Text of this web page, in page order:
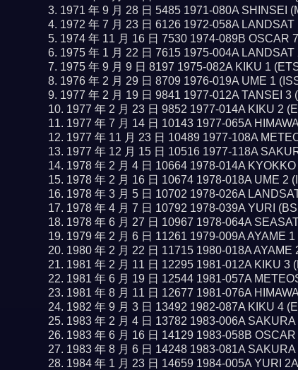
1971 年 9 月 28 日 5485 1971-080A SHINSEI
1972 年 7 月 23 日 6126 1972-058A
1974 年 11 月 16 日 7530 1974-089B OSCAR
1975 年 1 月 22 日 7615 1975-004A
1975 年 9 月 9 日 8197 1975-082A KIKU 1
1976 年 2 月 29 日 8709 1976-019A UME 1
1977 年 2 月 19 日 9841 1977-012A TANSEI 3
1977 年 2 月 23 日 9852 1977-014A KIKU 2
1977 年 7 月 14 日 10143 1977-065A
1977 年 11 月 23 日 10489 1977-108A
1977 年 12 月 15 日 10516 1977-118A
1978 年 2 月 4 日 10664 1978-014A
1978 年 2 月 16 日 10674 1978-018A UME 2
1978 年 3 月 5 日 10702 1978-026A
1978 年 4 月 7 日 10792 1978-039A YURI
1978 年 6 月 27 日 10967 1978-064A
1979 年 2 月 6 日 11261 1979-009A AYAME
1980 年 2 月 22 日 11715 1980-018A
1981 年 2 月 11 日 12295 1981-012A KIKU 3
1981 年 6 月 19 日 12544 1981-057A
1981 年 8 月 11 日 12677 1981-076A
1982 年 9 月 3 日 13492 1982-087A KIKU 4
1983 年 2 月 4 日 13782 1983-006A
1983 年 6 月 16 日 14129 1983-058B
1983 年 8 月 6 日 14248 1983-081A
1984 年 1 月 23 日 14659 1984-005A YURI